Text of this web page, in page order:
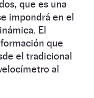
que es una
impondrá en el
El
que
el tradicional
al